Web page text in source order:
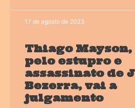
17 de agosto de 2023
Thiago Mayson,
pelo estupro e
assassinato de
Bezerra, vai a
julgamento